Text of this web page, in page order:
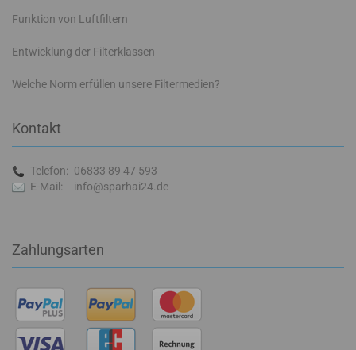
Funktion von Luftfiltern
Entwicklung der Filterklassen
Welche Norm erfüllen unsere Filtermedien?
Kontakt
Telefon: 06833 89 47 593
E-Mail:
info@sparhai24.de
Zahlungsarten